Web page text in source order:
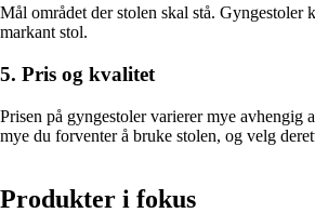
Mål området der stolen skal stå.
markant stol.
5. Pris og kvalitet
Prisen på gyngestoler varierer mye
mye du forventer å bruke stolen, og velg
Produkter i fokus